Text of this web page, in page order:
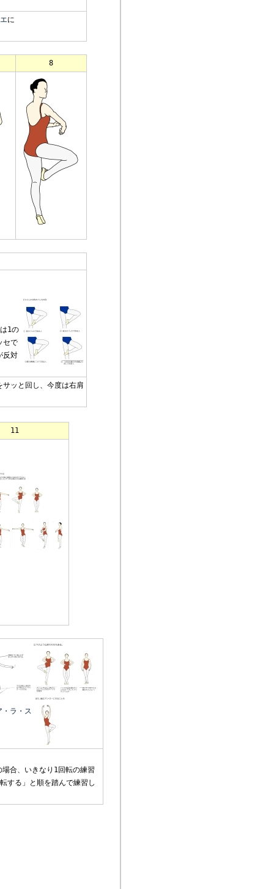
に
8
1の
セで
反対
ッと回し、今度は右肩
11
・ラ・ス
合、いきなり1回転の練習
する」と順を踏んで練習し